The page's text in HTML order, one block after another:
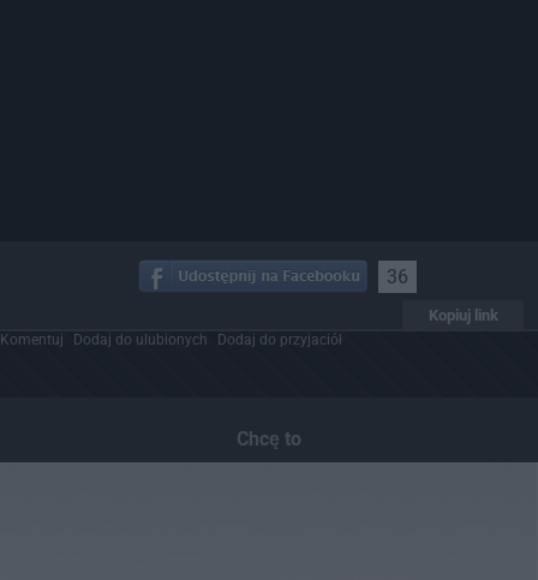
36
Kopiuj link
Komentuj Dodaj do ulubionych Dodaj do przyjaciół
Chcę to